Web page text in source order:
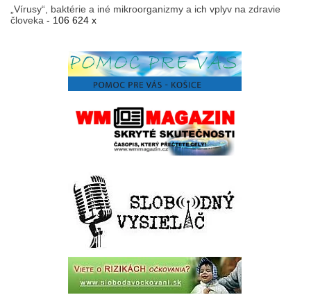
„Vírusy“, baktérie a iné mikroorganizmy a ich vplyv na zdravie
človeka - 106 624 x